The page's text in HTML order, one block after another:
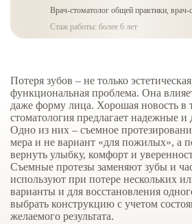
Врач-стоматолог общей практики, врач-
Стаж работы: более 6 лет
Потеря зубов – не только
функциональная проблема. Она
даже форму лица. Хорошая новость в
стоматология предлагает надежные
Одно из них – съемное
мера и не вариант «для пожилых», а
вернуть улыбку, комфорт и
Съемные протезы заменяют зубы и
используют при потере нескольких
варианты и для восстановления
выбрать конструкцию с учетом
желаемого результата.